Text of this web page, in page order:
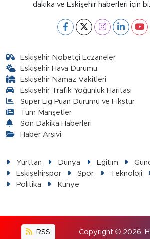
dakika ve Eskişehir haberleri için
Eskişehir Nöbetçi Eczaneler
Eskişehir Hava Durumu
Eskişehir Namaz Vakitleri
Eskişehir Trafik Yoğunluk Haritası
Süper Lig Puan Durumu ve Fikstür
Tüm Manşetler
Son Dakika Haberleri
Haber Arşivi
Yurttan Dünya Eğitim
Eskişehirspor
Spor Teknoloji
Politika
Künye
RSS Copyright © 2026.